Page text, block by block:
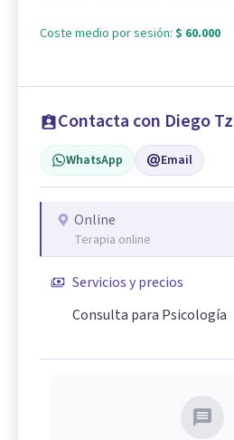
Coste medio por sesión: $ 60.000
Contacta con Diego
WhatsApp Email
Online
Terapia online
Servicios y precios
Consulta para Psicología